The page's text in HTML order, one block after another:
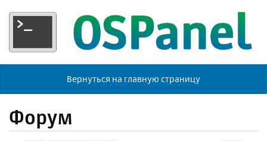
Вернуться на главную страницу
Форум